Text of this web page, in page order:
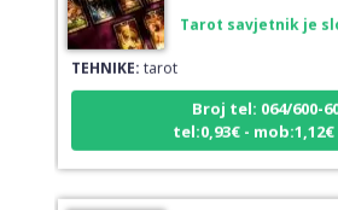
Tarot savjetnik je
TEHNIKE:tarot
Broj tel: 064/600-
tel:0,93€ - mob:1,12€